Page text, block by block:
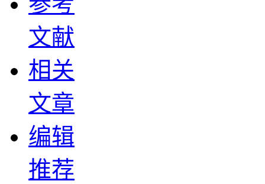
文献
相关
文章
编辑
推荐